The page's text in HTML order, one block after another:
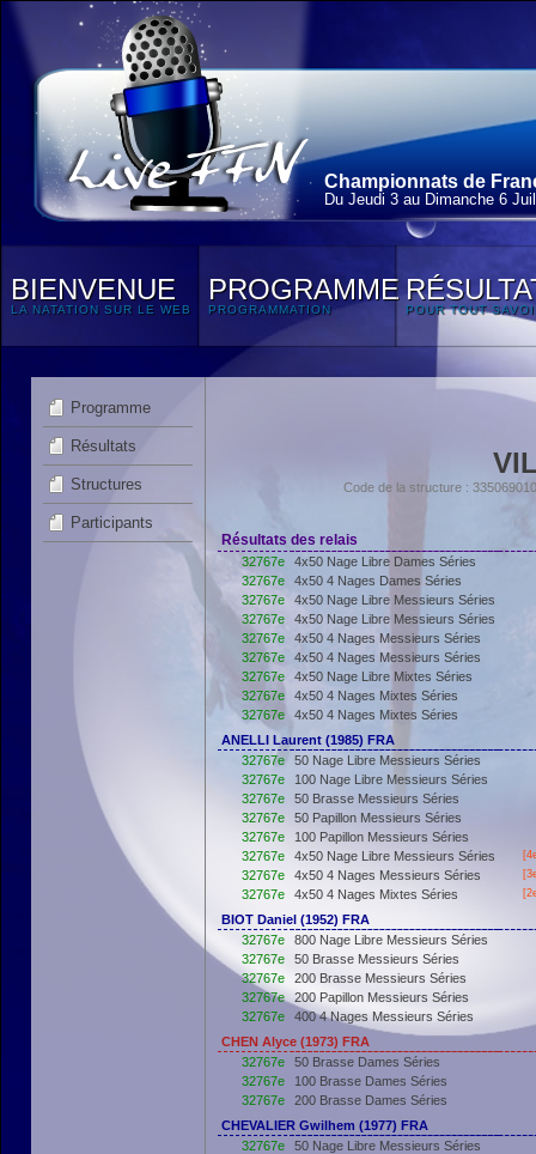
Championnats de
Du Jeudi 3 au Dimanche 6
BIENVENUE
LA NATATION SUR LE WEB
PROGRAMME
PROGRAMMATION POUR TOUT
Programme
Résultats
Structures
Participants
Code de la structure :
Résultats des relais
32767e
4x50 Nage Libre Dames Séries
32767e
4x50 4 Nages Dames Séries
32767e
4x50 Nage Libre Messieurs Séries
32767e
4x50 Nage Libre Messieurs Séries
32767e
4x50 4 Nages Messieurs Séries
32767e
4x50 4 Nages Messieurs Séries
32767e
4x50 Nage Libre Mixtes Séries
32767e
4x50 4 Nages Mixtes Séries
32767e
4x50 4 Nages Mixtes Séries
ANELLI Laurent (1985) FRA
32767e
50 Nage Libre Messieurs Séries
32767e
100 Nage Libre Messieurs Séries
32767e
50 Brasse Messieurs Séries
32767e
50 Papillon Messieurs Séries
32767e
100 Papillon Messieurs Séries
32767e
4x50 Nage Libre Messieurs Séries
32767e 4x50 4 Nages Messieurs Séries
32767e 4x50 4 Nages Mixtes Séries
BIOT Daniel (1952) FRA
32767e
800 Nage Libre Messieurs Séries
32767e
50 Brasse Messieurs Séries
32767e
200 Brasse Messieurs Séries
32767e
200 Papillon Messieurs Séries
32767e
400 4 Nages Messieurs Séries
CHEN Alyce (1973) FRA
32767e
50 Brasse Dames Séries
32767e
100 Brasse Dames Séries
32767e
200 Brasse Dames Séries
CHEVALIER Gwilhem (1977) FRA
32767e
50 Nage Libre Messieurs Séries